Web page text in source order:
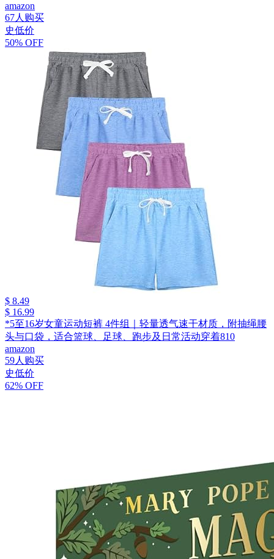
amazon
67人购买
史低价
50% OFF
$ 8.49
$ 16.99
*5至16岁女童运动短裤 4件组｜轻量透气速干材质，附抽绳腰
头与口袋，适合篮球、足球、跑步及日常活动穿着810
amazon
59人购买
史低价
62% OFF